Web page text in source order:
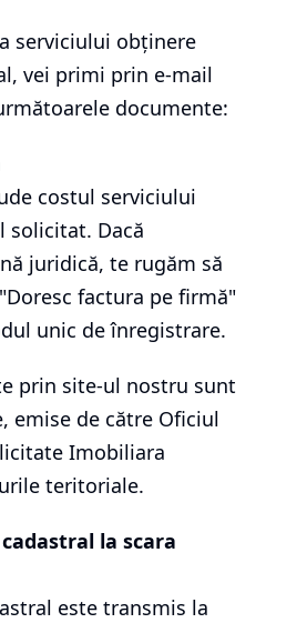
serviciului obținere
, vei primi prin e-mail
documente:
costul serviciului
solicitat. Dacă
juridică, te rugăm să
factura pe firmă"
unic de înregistrare.
prin site-ul nostru sunt
emise de către Oficiul
Imobiliara
teritoriale.
la scara
este transmis la